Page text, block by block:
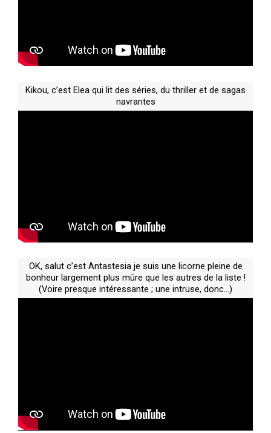
Kikou, c’est Elea qui lit des séries, du thriller et de sagas
navrantes
OK, salut c’est Antastesia je suis une licorne pleine de
bonheur largement plus mûre que les autres de la liste !
(Voire presque intéressante ; une intruse, donc…)